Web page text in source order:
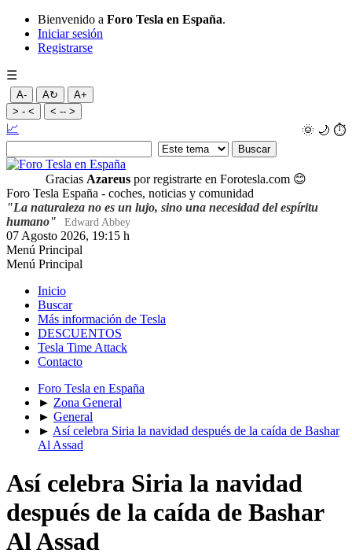
Bienvenido a Foro Tesla en España.
Iniciar sesión
Registrarse
☰
A- A↻
A+
> - <
< -- >
🌞 🌙 ⏱️
📈
Gracias Azareus por registrarte en Forotesla.com 😊
Foro Tesla España - coches, noticias y comunidad
"La naturaleza no es un lujo, sino una necesidad del espíritu
humano"
Edward Abbey
07 Agosto 2026, 19:15 h
Menú Principal
Menú Principal
Inicio
Buscar
Más información de Tesla
DESCUENTOS
Tesla Time Attack
Contacto
Foro Tesla en España
► Zona General
► General
► Así celebra Siria la navidad después de la caída de Bashar
Al Assad
Así celebra Siria la navidad
después de la caída de Bashar
Al Assad